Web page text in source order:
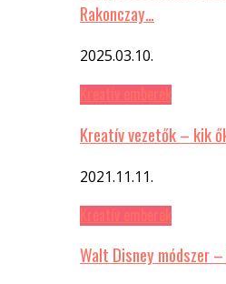
Rakonczay…
2025.03.10.
Kreatív vezetők – kik
2021.11.11.
Walt Disney módszer